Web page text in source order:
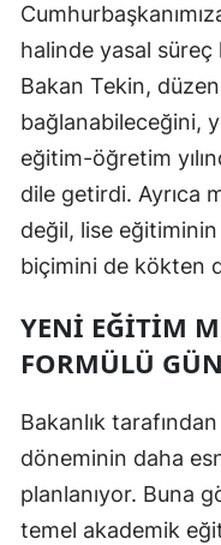
halinde yasal süreç
Bakan Tekin,
bağlanabileceğini,
eğitim-öğretim
dile getirdi. Ayrıca
değil, lise
biçimini de kökten
YENI EĞITIM
FORMÜLÜ
Bakanlık
döneminin daha
planlanıyor. Buna
temel akademik